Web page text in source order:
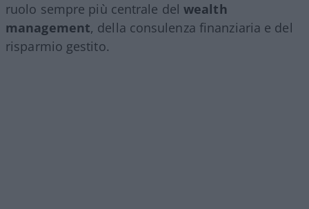
ruolo sempre più centrale delwealth
management, della consulenza finanziaria e del
risparmio gestito.